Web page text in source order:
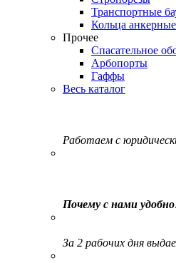
Транспортные
Кольца анкерные
Прочее
Спасательное
Арбопорты
Гаффы
Весь каталог
Работаем с
Почему с нами удобно
За 2 рабочих дня